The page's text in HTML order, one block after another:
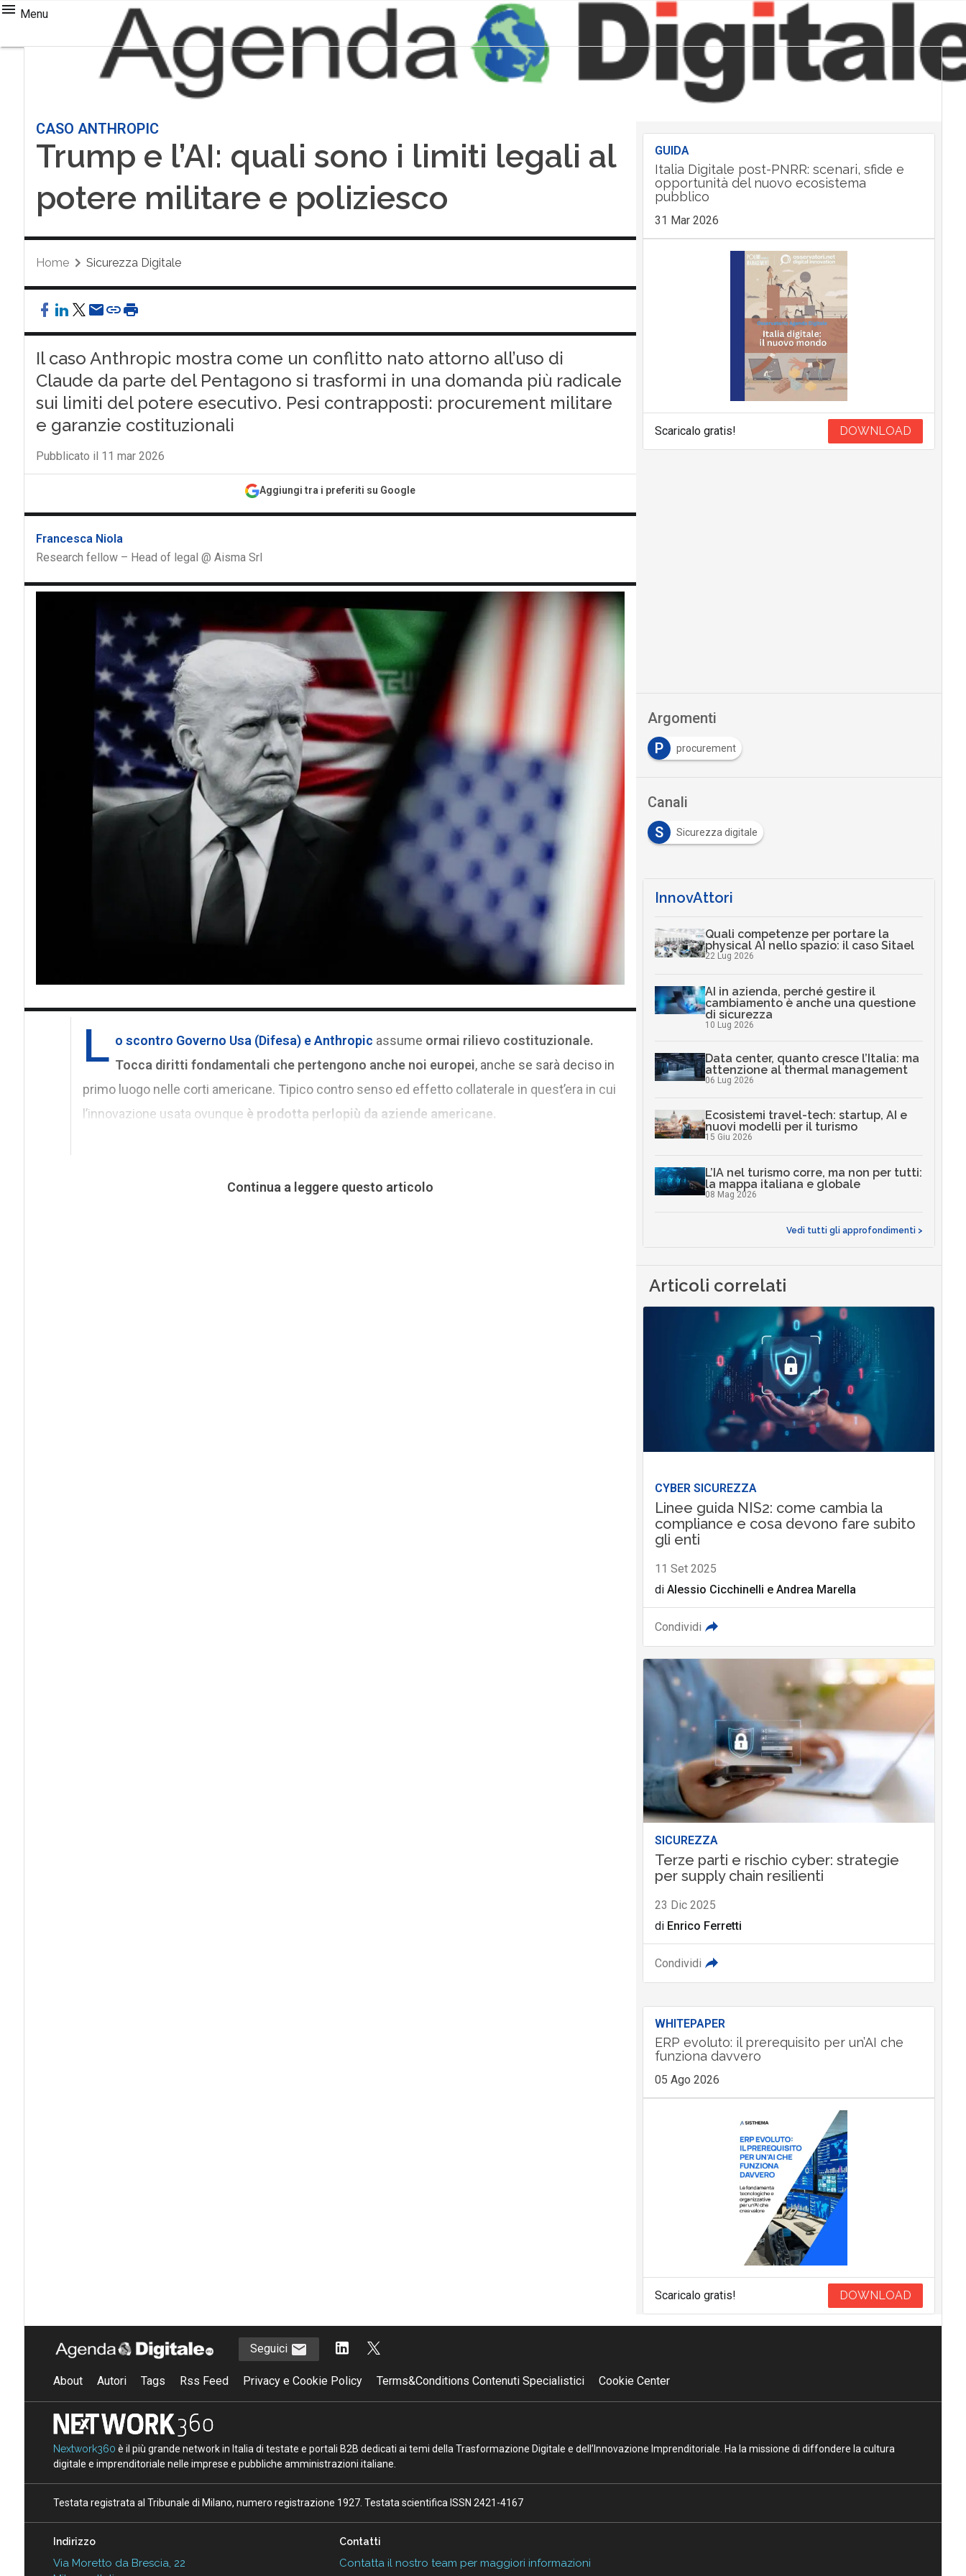
Menu
CASO ANTHROPIC
Trump e l’AI: quali sono i limiti legali al
potere militare e poliziesco
Home Sicurezza Digitale
Il caso Anthropic mostra come un conflitto nato attorno all’uso di
Claude da parte del Pentagono si trasformi in una domanda più radicale
sui limiti del potere esecutivo. Pesi contrapposti: procurement militare
e garanzie costituzionali
Pubblicato il 11 mar 2026
Aggiungi tra i preferiti su Google
Francesca Niola
Research fellow – Head of legal @ Aisma Srl
L o scontro Governo Usa (Difesa) e Anthropic assume ormai rilievo costituzionale.
Tocca diritti fondamentali che pertengono anche noi europei, anche se sarà deciso in
primo luogo nelle corti americane. Tipico contro senso ed effetto collaterale in quest’era in cui
l’innovazione usata ovunque è prodotta perlopiù da aziende americane.
Continua a leggere questo articolo
GUIDA
Italia Digitale post-PNRR: scenari, sfide e
opportunità del nuovo ecosistema
pubblico
31 Mar 2026
Scaricalo gratis! DOWNLOAD
Argomenti
P
procurement
Canali
S
Sicurezza digitale
InnovAttori
Quali competenze per portare la
physical AI nello spazio: il caso Sitael
22 Lug 2026
AI in azienda, perché gestire il
cambiamento è anche una questione
di sicurezza
10 Lug 2026
Data center, quanto cresce l’Italia: ma
attenzione al thermal management
06 Lug 2026
Ecosistemi travel-tech: startup, AI e
nuovi modelli per il turismo
15 Giu 2026
L’IA nel turismo corre, ma non per tutti:
la mappa italiana e globale
08 Mag 2026
Vedi tutti gli approfondimenti >
Articoli correlati
CYBER SICUREZZA
Linee guida NIS2: come cambia la
compliance e cosa devono fare subito
gli enti
11 Set 2025
di Alessio Cicchinelli e Andrea Marella
Condividi
SICUREZZA
Terze parti e rischio cyber: strategie
per supply chain resilienti
23 Dic 2025
di Enrico Ferretti
Condividi
WHITEPAPER
ERP evoluto: il prerequisito per un’AI che
funziona davvero
05 Ago 2026
Scaricalo gratis! DOWNLOAD
Seguici
About Autori Tags Rss Feed Privacy e Cookie Policy Terms&Conditions Contenuti Specialistici Cookie Center
Nextwork360 è il più grande network in Italia di testate e portali B2B dedicati ai temi della Trasformazione Digitale e dell’Innovazione Imprenditoriale. Ha la missione di diffondere la cultura
digitale e imprenditoriale nelle imprese e pubbliche amministrazioni italiane.
Testata registrata al Tribunale di Milano, numero registrazione 1927. Testata scientifica ISSN 2421-4167
Indirizzo
Via Moretto da Brescia, 22
Contatti
Contatta il nostro team per maggiori informazioni